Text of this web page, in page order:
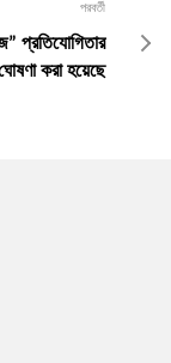
পরবর্তী
প্রতিযোগিতার
করা হয়েছে